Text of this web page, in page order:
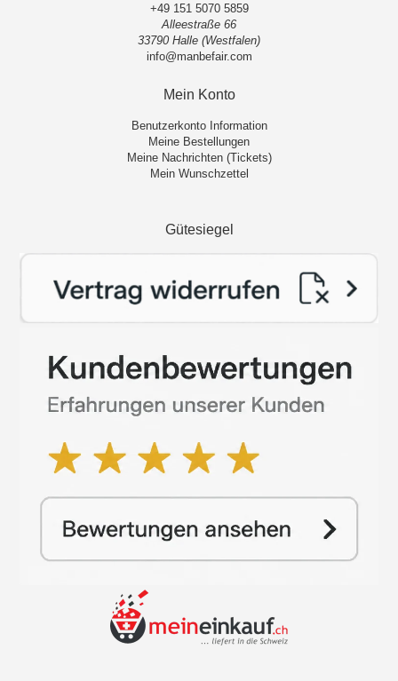
+49 151 5070 5859
Alleestraße 66
33790 Halle (Westfalen)
info@manbefair.com
Mein Konto
Benutzerkonto Information
Meine Bestellungen
Meine Nachrichten (Tickets)
Mein Wunschzettel
Gütesiegel